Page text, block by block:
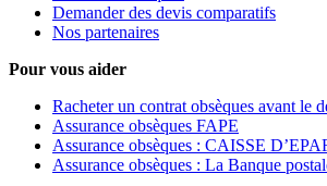
Demander des devis comparatifs
Nos partenaires
Pour vous aider
Racheter un contrat obsèques avant le
Assurance obsèques FAPE
Assurance obsèques : CAISSE
Assurance obsèques : La Banque